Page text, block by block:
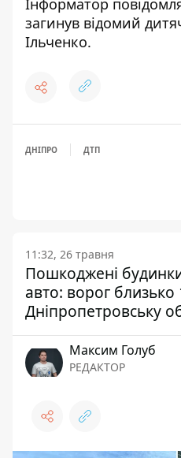
Інформатор
загинув відомий
Ільченко.
ДНІПРО ДТП
11:32, 26 травня
Пошкоджені
авто: ворог близько
Дніпропетровську
Максим Голуб
РЕДАКТОР